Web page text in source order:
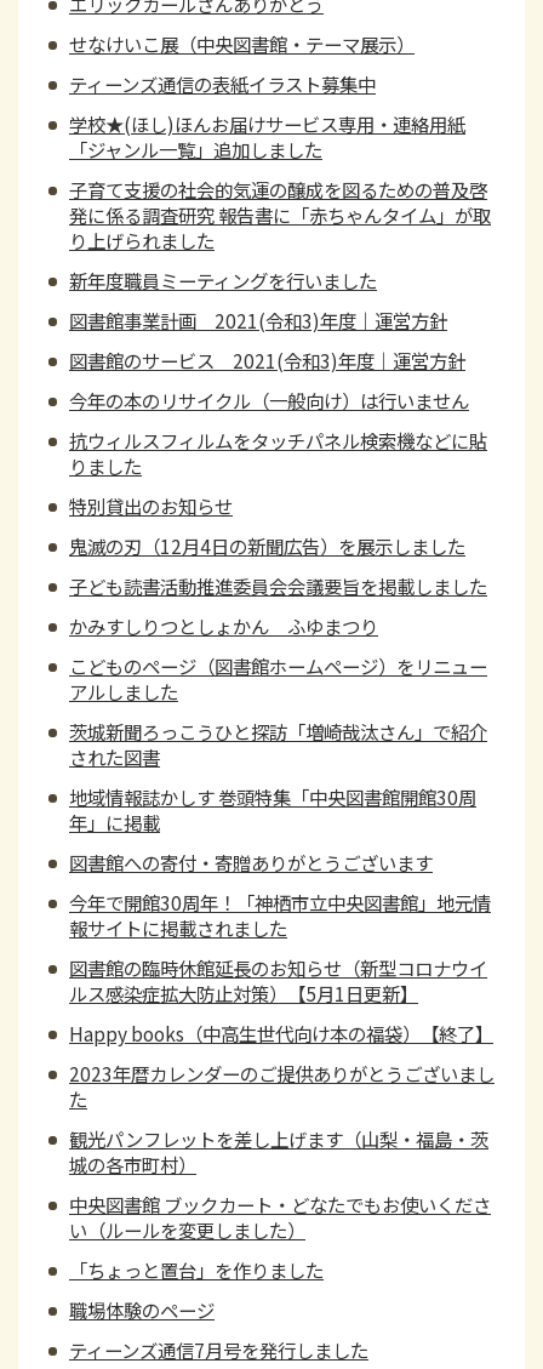
せなけいこ展（中央図書館・テーマ展示）
ティーンズ通信の表紙イラスト募集中
学校★(ほし)ほんお届けサービス専用・連絡用紙
「ジャンル一覧」追加しました
子育て支援の社会的気運の醸成を図るための普及啓
発に係る調査研究 報告書に「赤ちゃんタイム」が取
り上げられました
新年度職員ミーティングを行いました
図書館事業計画 2021(令和3)年度｜運営方針
図書館のサービス 2021(令和3)年度｜運営方針
今年の本のリサイクル（一般向け）は行いません
抗ウィルスフィルムをタッチパネル検索機などに貼
りました
特別貸出のお知らせ
鬼滅の刃（12月4日の新聞広告）を展示しました
子ども読書活動推進委員会会議要旨を掲載しました
かみすしりつとしょかん ふゆまつり
こどものページ（図書館ホームページ）をリニュー
アルしました
茨城新聞ろっこうひと探訪「増崎哉汰さん」で紹介
された図書
地域情報誌かしす 巻頭特集「中央図書館開館30周
年」に掲載
図書館への寄付・寄贈ありがとうございます
今年で開館30周年！「神栖市立中央図書館」地元情
報サイトに掲載されました
図書館の臨時休館延長のお知らせ（新型コロナウイ
ルス感染症拡大防止対策）【5月1日更新】
Happy books（中高生世代向け本の福袋）【終了】
2023年暦カレンダーのご提供ありがとうございまし
た
観光パンフレットを差し上げます（山梨・福島・茨
城の各市町村）
中央図書館 ブックカート・どなたでもお使いくださ
い（ルールを変更しました）
「ちょっと置台」を作りました
職場体験のページ
ティーンズ通信7月号を発行しました